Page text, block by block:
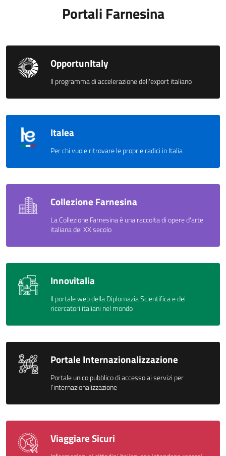
Portali Farnesina
OpportunItaly
Il programma di accelerazione dell'export italiano
Italea
Per chi vuole ritrovare le proprie radici in Italia
Collezione Farnesina
La Collezione Farnesina è una raccolta di opere d'arte
italiana del XX secolo
Innovitalia
Il portale web della Diplomazia Scientifica e dei
ricercatori italiani nel mondo
Portale Internazionalizzazione
Portale unico pubblico di accesso ai servizi per
l'internazionalizzazione
Viaggiare Sicuri